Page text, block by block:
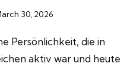
30, 2026
Persönlichkeit, die in
aktiv war und heute